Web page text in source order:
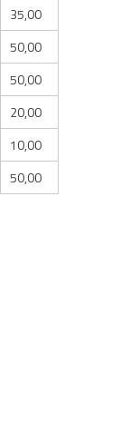
35,00
50,00
50,00
20,00
10,00
50,00